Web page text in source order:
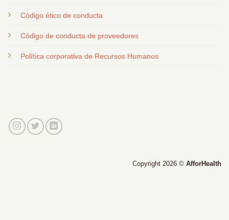
Código ético de conducta
Código de conducta de proveedores
Política corporativa de Recursos Humanos
Copyright 2026 © AfforHealth